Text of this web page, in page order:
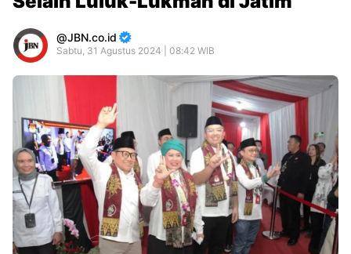
JBN.co.id
Sabtu, 31 Agustus 2024 | 08:42 WIB